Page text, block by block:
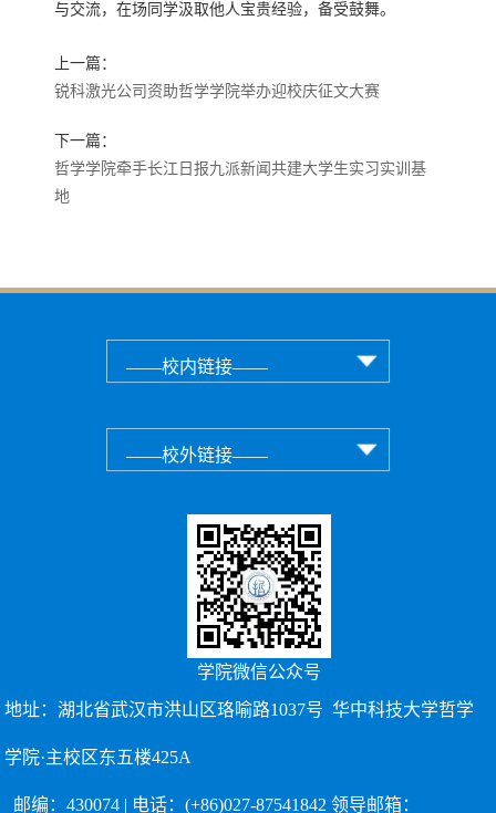
与交流，在场同学汲取他人宝贵经验，备受鼓舞。
上一篇：
锐科激光公司资助哲学学院举办迎校庆征文大赛
下一篇：
哲学学院牵手长江日报九派新闻共建大学生实习实训基
地
学院微信公众号
地址：湖北省武汉市洪山区珞喻路1037号 华中科技大学哲学
学院·主校区东五楼425A
邮编：430074 | 电话：(+86)027-87541842 领导邮箱：